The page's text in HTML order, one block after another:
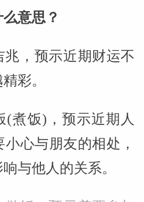
意思？
兆，预示近期财运不
彩。
(煮饭)，预示近期人
心与朋友的相处，
与他人的关系。